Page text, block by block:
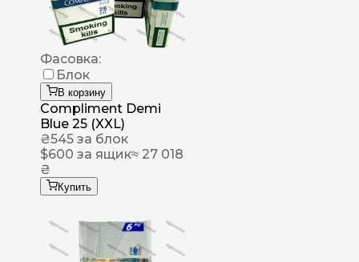
Фасовка:
Блок
В корзину
Compliment Demi
Blue 25 (XXL)
₴545 за блок
$600 за ящик≈ 27 018
₴
Купить